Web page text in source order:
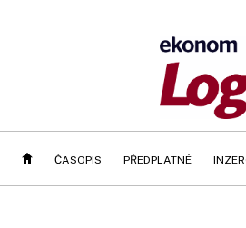
ČASOPIS PŘEDPLATNÉ